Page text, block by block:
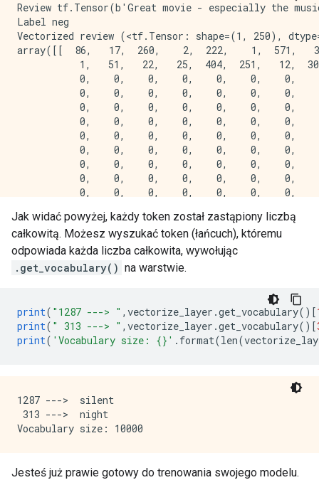
Review tf.Tensor(b'Great movie - especially the
Label neg
Vectorized review (<tf.Tensor: shape=(1, 250),
array([[  86,   17,  260,    2,  222,    1,  571,
1,   51,   22,   25,  404,  251,   12,
0,    0,    0,    0,    0,    0,    0,
0,    0,    0,    0,    0,    0,    0,
0,    0,    0,    0,    0,    0,    0,
0,    0,    0,    0,    0,    0,    0,
0,    0,    0,    0,    0,    0,    0,
0,    0,    0,    0,    0,    0,    0,
0,    0,    0,    0,    0,    0,    0,
0,    0,    0,    0,    0,    0,    0,
0,    0,    0,    0,    0,    0,    0,
0,    0,    0,    0,    0,    0,    0,
0,    0,    0,    0,    0,    0,    0,
0,    0,    0,    0,    0,    0,    0,
0,    0,    0,    0,    0,    0,    0,
0,    0,    0,    0,    0,    0,    0,
0,    0,    0,    0,    0,    0,    0,
0,    0,    0,    0,    0,    0,    0,
0,    0,    0,    0,    0,    0,    0,
0,    0,    0,    0,    0,    0,    0,
0,    0,    0,    0,    0,    0,    0,
Jak widać powyżej, każdy token został zastąpiony liczbą
całkowitą. Możesz wyszukać token (łańcuch), któremu
odpowiada każda liczba całkowita, wywołując
.get_vocabulary() na warstwie.
print( "1287 ---> " , vectorize_layer .get_vocabulary()[
print( " 313 ---> " , vectorize_layer .get_vocabulary()[
print( 'Vocabulary size: {}' . format(len(
1287 --->  silent
313 --->  night
Jesteś już prawie gotowy do trenowania swojego modelu.